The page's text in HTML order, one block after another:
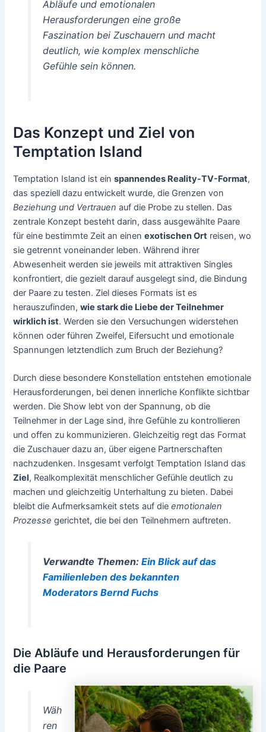
Abläufe und emotionalen
Herausforderungen eine große
Faszination bei Zuschauern und macht
deutlich, wie komplex menschliche
Gefühle sein können.
Das Konzept und Ziel von
Temptation Island
Temptation Island ist einspannendes Reality-TV-Format,
das speziell dazu entwickelt wurde, die Grenzen von
Beziehung und Vertrauen auf die Probe zu stellen. Das
zentrale Konzept besteht darin, dass ausgewählte Paare
für eine bestimmte Zeit an einenexotischen Ort reisen, wo
sie getrennt voneinander leben. Während ihrer
Abwesenheit werden sie jeweils mit attraktiven Singles
konfrontiert, die gezielt darauf ausgelegt sind, die Bindung
der Paare zu testen. Ziel dieses Formats ist es
herauszufinden,wie stark die Liebe der Teilnehmer
wirklich ist. Werden sie den Versuchungen widerstehen
können oder führen Zweifel, Eifersucht und emotionale
Spannungen letztendlich zum Bruch der Beziehung?
Durch diese besondere Konstellation entstehen emotionale
Herausforderungen, bei denen innerliche Konflikte sichtbar
werden. Die Show lebt von der Spannung, ob die
Teilnehmer in der Lage sind, ihre Gefühle zu kontrollieren
und offen zu kommunizieren. Gleichzeitig regt das Format
die Zuschauer dazu an, über eigene Partnerschaften
nachzudenken. Insgesamt verfolgt Temptation Island das
Ziel, Realkomplexität menschlicher Gefühle deutlich zu
machen und gleichzeitig Unterhaltung zu bieten. Dabei
bleibt die Aufmerksamkeit stets auf dieemotionalen
Prozesse gerichtet, die bei den Teilnehmern auftreten.
Verwandte Themen: Ein Blick auf das
Familienleben des bekannten
Moderators Bernd Fuchs
Die Abläufe und Herausforderungen für
die Paare
Wäh
ren